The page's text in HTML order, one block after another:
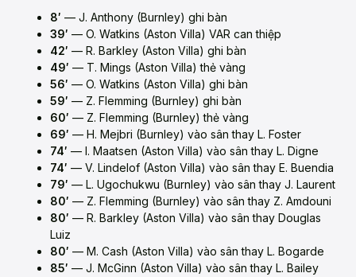
8′ — J. Anthony (Burnley) ghi bàn
39′ — O. Watkins (Aston Villa) VAR can thiệp
42′ — R. Barkley (Aston Villa) ghi bàn
49′ — T. Mings (Aston Villa) thẻ vàng
56′ — O. Watkins (Aston Villa) ghi bàn
59′ — Z. Flemming (Burnley) ghi bàn
60′ — Z. Flemming (Burnley) thẻ vàng
69′ — H. Mejbri (Burnley) vào sân thay L. Foster
74′ — I. Maatsen (Aston Villa) vào sân thay L. Digne
74′ — V. Lindelof (Aston Villa) vào sân thay E. Buendia
79′ — L. Ugochukwu (Burnley) vào sân thay J. Laurent
80′ — Z. Flemming (Burnley) vào sân thay Z. Amdouni
80′ — R. Barkley (Aston Villa) vào sân thay Douglas
Luiz
80′ — M. Cash (Aston Villa) vào sân thay L. Bogarde
85′ — J. McGinn (Aston Villa) vào sân thay L. Bailey